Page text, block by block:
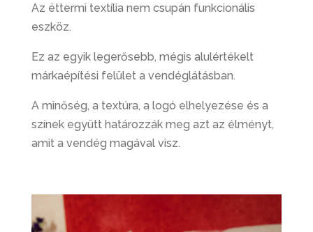
Az éttermi textília nem csupán funkcionális
eszköz.
Ez az egyik legerősebb, mégis alulértékelt
márkaépítési felület a vendéglátásban.
A minőség, a textúra, a logó elhelyezése és a
színek együtt határozzák meg azt az élményt,
amit a vendég magával visz.